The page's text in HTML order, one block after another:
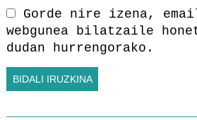
Gorde nire izena,
webgunea bilatzaile
dudan hurrengorako.